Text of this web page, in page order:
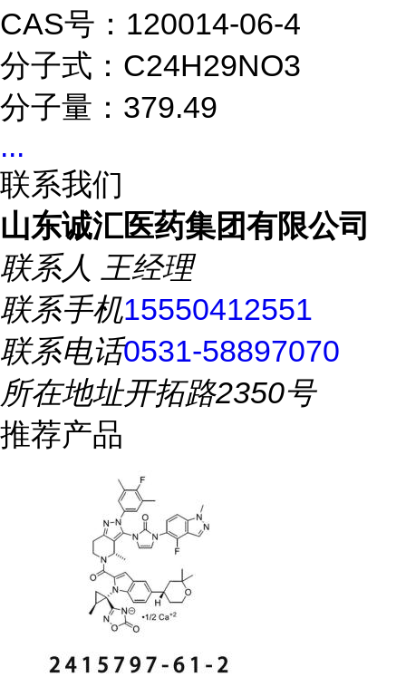
CAS号：120014-06-4
分子式：C24H29NO3
分子量：379.49
...
联系我们
山东诚汇医药集团有限公司
联系人 王经理
联系手机15550412551
联系电话0531-58897070
所在地址开拓路2350号
推荐产品